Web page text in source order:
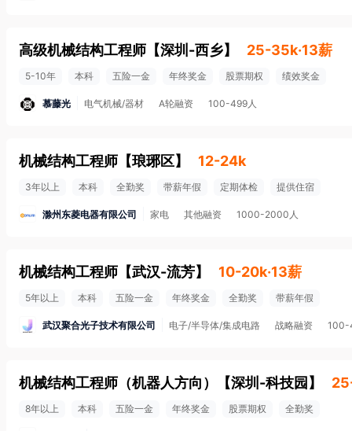
高级机械结构工程师 【深圳-西乡】 25-35k·13薪
5-10年 本科 五险一金 年终奖金 股票期权 绩效奖金
慕藤光 电气机械/器材 A轮融资 100-499人
机械结构工程师 【琅琊区】 12-24k
3年以上 本科 全勤奖 带薪年假 定期体检 提供住宿
滁州东菱电器有限公司 家电 其他融资 1000-2000人
机械结构工程师 【武汉-流芳】 10-20k·13薪
5年以上 本科 五险一金 年终奖金 全勤奖 带薪年假
武汉聚合光子技术有限公司 电子/半导体/集成电路 战略融资 100-
机械结构工程师（机器人方向） 【深圳-科技园 】
8年以上 本科 五险一金 年终奖金 股票期权 全勤奖